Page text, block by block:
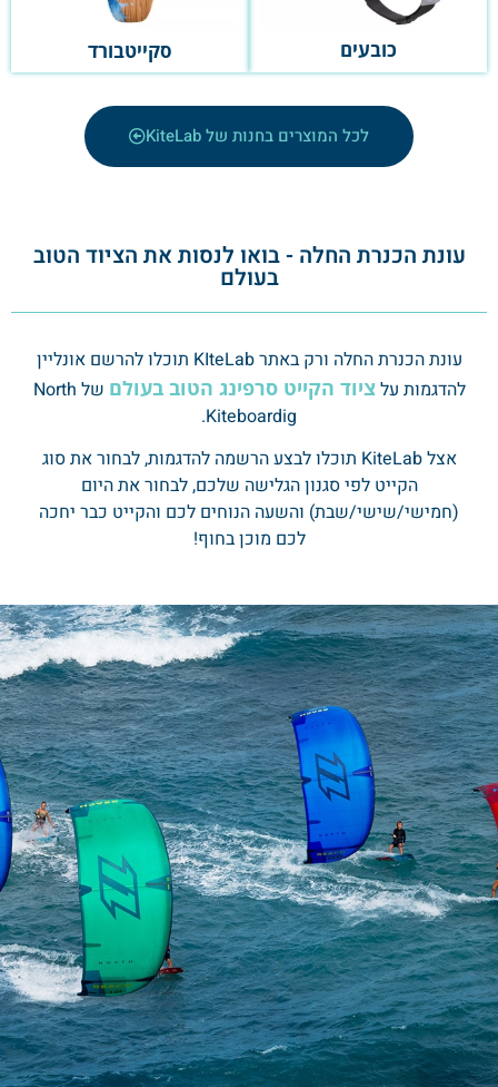
כובעים סקייטבורד
לכל המוצרים בחנות של KiteLab
עונת הכנרת החלה - בואו לנסות את הציוד הטוב
בעולם
עונת הכנרת החלה ורק באתר KIteLab תוכלו להרשם אונליין
להדגמות עלציוד הקייט סרפינג הטוב בעולם
של North
Kiteboardig.
אצל KiteLab תוכלו לבצע הרשמה להדגמות, לבחור את סוג
הקייט לפי סגנון הגלישה שלכם, לבחור את היום
(חמישי/שישי/שבת) והשעה הנוחים לכם והקייט כבר יחכה
לכם מוכן בחוף!